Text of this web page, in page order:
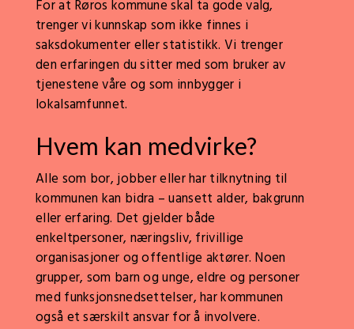
For at Røros kommune skal ta gode valg,
trenger vi kunnskap som ikke finnes i
saksdokumenter eller statistikk. Vi trenger
den erfaringen du sitter med som bruker av
tjenestene våre og som innbygger i
lokalsamfunnet.
Hvem kan medvirke?
Alle som bor, jobber eller har tilknytning til
kommunen kan bidra – uansett alder, bakgrunn
eller erfaring. Det gjelder både
enkeltpersoner, næringsliv, frivillige
organisasjoner og offentlige aktører. Noen
grupper, som barn og unge, eldre og personer
med funksjonsnedsettelser, har kommunen
også et særskilt ansvar for å involvere.